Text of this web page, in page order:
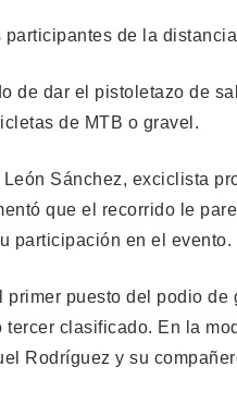
de la
de dar el pistoletazo de
de MTB o gravel.
Sánchez, exciclista
que el recorrido le
participación en el evento.
puesto del podio de
clasificado. En la
Rodríguez y su